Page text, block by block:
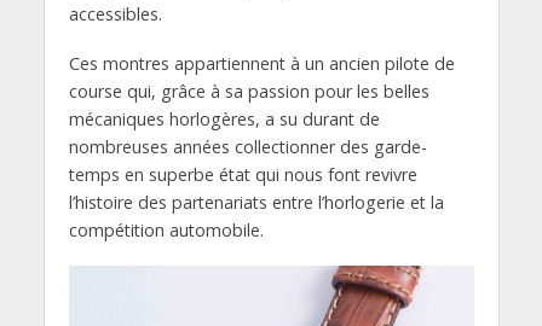
accessibles.
Ces montres appartiennent à un ancien pilote de
course qui, grâce à sa passion pour les belles
mécaniques horlogères, a su durant de
nombreuses années collectionner des garde-
temps en superbe état qui nous font revivre
l’histoire des partenariats entre l’horlogerie et la
compétition automobile.